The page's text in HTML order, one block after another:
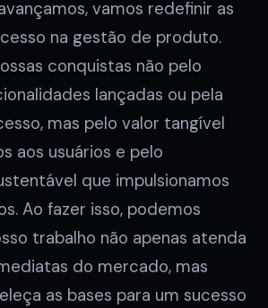
vamos redefinir as
na gestão de produto.
conquistas não pelo
lançadas ou pela
mas pelo valor tangível
aos usuários e pelo
que impulsionamos
Ao fazer isso, podemos
trabalho não apenas atenda
do mercado, mas
as bases para um sucesso